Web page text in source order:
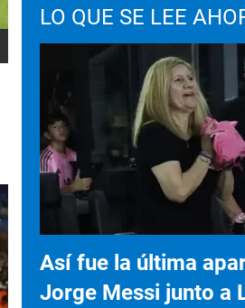
LO QUE SE LEE
Así fue la última
Jorge Messi junto a